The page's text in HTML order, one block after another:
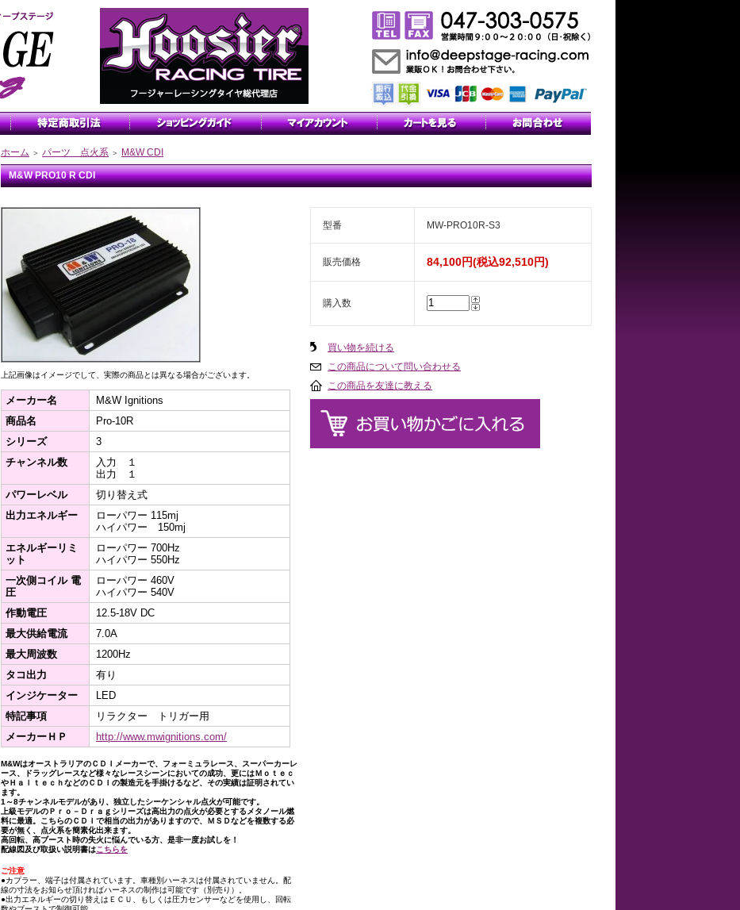
ホーム ＞ パーツ 点火系 ＞ M&W CDI
M&W PRO10 R CDI
上記画像はイメージでして、実際の商品とは異なる場合がございます。
メーカー名
M&W Ignitions
商品名
Pro-10R
シリーズ
3
チャンネル数
入力 １
出力 １
パワーレベル
切り替え式
出力エネルギー
ローパワー 115mj
ハイパワー 150mj
エネルギーリミ
ット
ローパワー 700Hz
ハイパワー 550Hz
一次側コイル 電
圧
ローパワー 460V
ハイパワー 540V
作動電圧
12.5-18V DC
最大供給電流
7.0A
最大周波数
1200Hz
タコ出力
有り
インジケーター
LED
特記事項
リラクター トリガー用
メーカーＨＰ
http://www.mwignitions.com/
M&WはオーストラリアのＣＤＩメーカーで、フォーミュラレース、スーパーカーレ
ース、ドラッグレースなど様々なレースシーンにおいての成功、更にはＭｏｔｅｃ
やＨａｌｔｅｃｈなどのＣＤＩの製造元を手掛けるなど、その実績は証明されてい
ます。
1～8チャンネルモデルがあり、独立したシーケンシャル点火が可能です。
上級モデルのＰｒｏ－Ｄｒａｇシリーズは高出力の点火が必要とするメタノール燃
料に最適。こちらのＣＤＩで相当の出力がありますので、ＭＳＤなどを複数する必
要が無く、点火系を簡素化出来ます。
高回転、高ブースト時の失火に悩んでいる方、是非一度お試しを！
配線図及び取扱い説明書はこちらを
ご注意
●カプラー、端子は付属されています。車種別ハーネスは付属されていません。配
線の寸法をお知らせ頂ければハーネスの制作は可能です（別売り）。
●出力エネルギーの切り替えはＥＣＵ、もしくは圧力センサーなどを使用し、回転
型番 MW-PRO10R-S3
販売価格 84,100円(税込92,510円)
購入数
買い物を続ける
この商品について問い合わせる
この商品を友達に教える